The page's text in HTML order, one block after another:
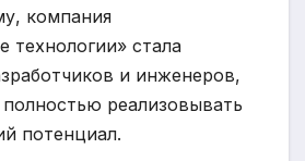
компания
технологии» стала
и инженеров,
реализовывать
потенциал.